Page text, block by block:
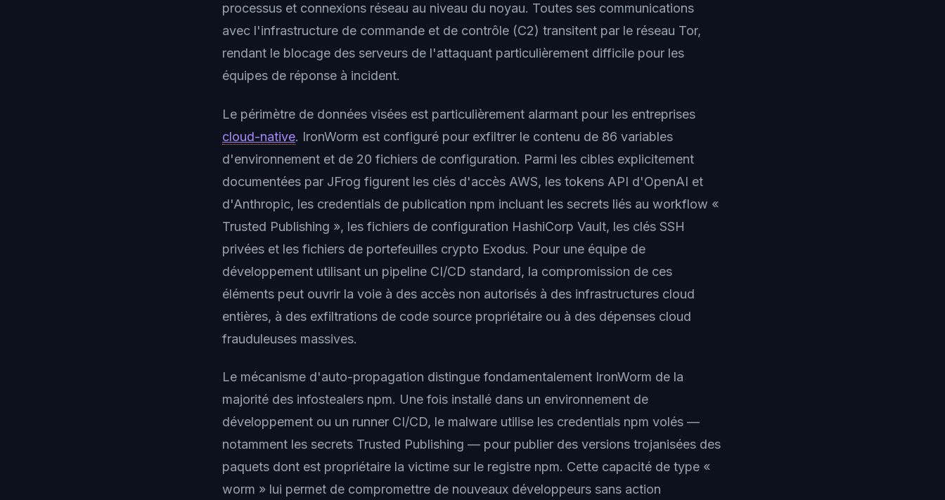
processus et connexions réseau au niveau du noyau. Toutes ses communications
avec l'infrastructure de commande et de contrôle (C2) transitent par le réseau Tor,
rendant le blocage des serveurs de l'attaquant particulièrement difficile pour les
équipes de réponse à incident.
Le périmètre de données visées est particulièrement alarmant pour les entreprises
cloud-native. IronWorm est configuré pour exfiltrer le contenu de 86 variables
d'environnement et de 20 fichiers de configuration. Parmi les cibles explicitement
documentées par JFrog figurent les clés d'accès AWS, les tokens API d'OpenAI et
d'Anthropic, les credentials de publication npm incluant les secrets liés au workflow «
Trusted Publishing », les fichiers de configuration HashiCorp Vault, les clés SSH
privées et les fichiers de portefeuilles crypto Exodus. Pour une équipe de
développement utilisant un pipeline CI/CD standard, la compromission de ces
éléments peut ouvrir la voie à des accès non autorisés à des infrastructures cloud
entières, à des exfiltrations de code source propriétaire ou à des dépenses cloud
frauduleuses massives.
Le mécanisme d'auto-propagation distingue fondamentalement IronWorm de la
majorité des infostealers npm. Une fois installé dans un environnement de
développement ou un runner CI/CD, le malware utilise les credentials npm volés —
notamment les secrets Trusted Publishing — pour publier des versions trojanisées des
paquets dont est propriétaire la victime sur le registre npm. Cette capacité de type «
worm » lui permet de compromettre de nouveaux développeurs sans action